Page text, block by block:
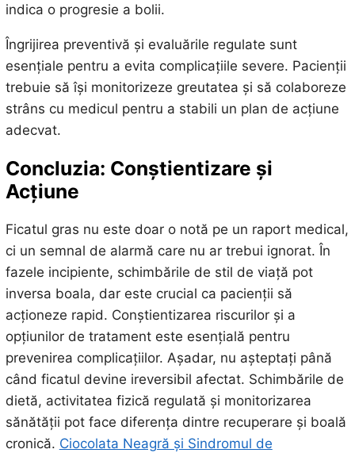
indica o progresie a bolii.
Îngrijirea preventivă și evaluările regulate sunt
esențiale pentru a evita complicațiile severe. Pacienții
trebuie să își monitorizeze greutatea și să colaboreze
strâns cu medicul pentru a stabili un plan de acțiune
adecvat.
Concluzia: Conștientizare și
Acțiune
Ficatul gras nu este doar o notă pe un raport medical,
ci un semnal de alarmă care nu ar trebui ignorat. În
fazele incipiente, schimbările de stil de viață pot
inversa boala, dar este crucial ca pacienții să
acționeze rapid. Conștientizarea riscurilor și a
opțiunilor de tratament este esențială pentru
prevenirea complicațiilor. Așadar, nu așteptați până
când ficatul devine ireversibil afectat. Schimbările de
dietă, activitatea fizică regulată și monitorizarea
sănătății pot face diferența dintre recuperare și boală
cronică. Ciocolata Neagră și Sindromul de